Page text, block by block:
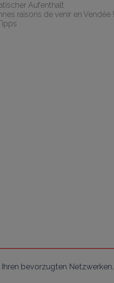
Aufenthalt
raisons de venir en Vendée !
bevorzugten Netzwerken.